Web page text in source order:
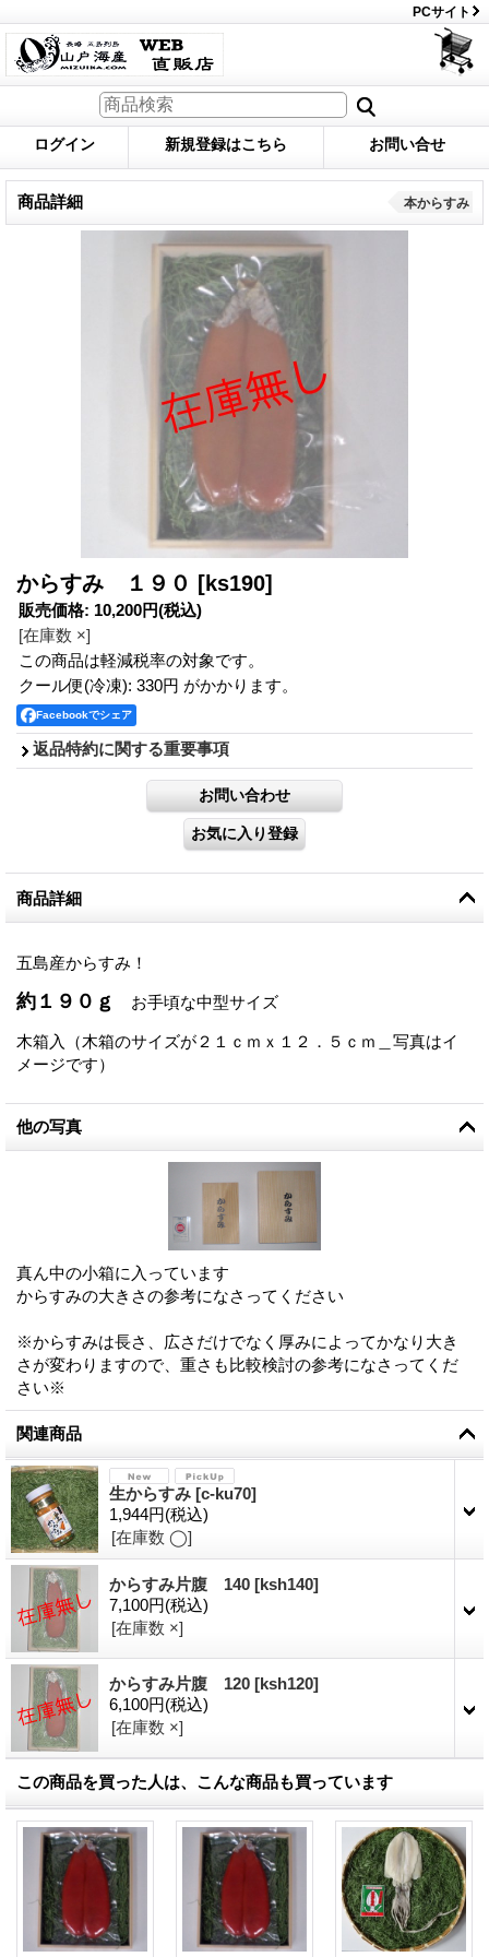
PCサイト
ログイン 新規登録はこちら お問い合せ
商品詳細 本からすみ
からすみ １９０ [ks190]
販売価格: 10,200円(税込)
[在庫数 ×]
この商品は軽減税率の対象です。
クール便(冷凍): 330円 がかかります。
Facebookでシェア
返品特約に関する重要事項
商品詳細
五島産からすみ！
約１９０ｇ お手頃な中型サイズ
木箱入（木箱のサイズが２１ｃｍｘ１２．５ｃｍ＿写真はイ
メージです）
他の写真
真ん中の小箱に入っています
からすみの大きさの参考になさってください
※からすみは長さ、広さだけでなく厚みによってかなり大き
さが変わりますので、重さも比較検討の参考になさってくだ
さい※
関連商品
生からすみ [c-ku70]
1,944円(税込)
[在庫数 ◯]
からすみ片腹 140 [ksh140]
7,100円(税込)
[在庫数 ×]
からすみ片腹 120 [ksh120]
6,100円(税込)
[在庫数 ×]
この商品を買った人は、こんな商品も買っています